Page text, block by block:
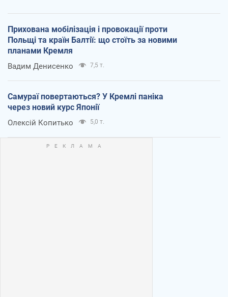
Прихована мобілізація і провокації проти
Польщі та країн Балтії: що стоїть за новими
планами Кремля
Вадим Денисенко 7,5 т.
Самураї повертаються? У Кремлі паніка
через новий курс Японії
Олексій Копитько 5,0 т.